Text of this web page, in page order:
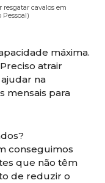
cavalos em
máxima.
atrair
na
mensais para
conseguimos
que não têm
de reduzir o